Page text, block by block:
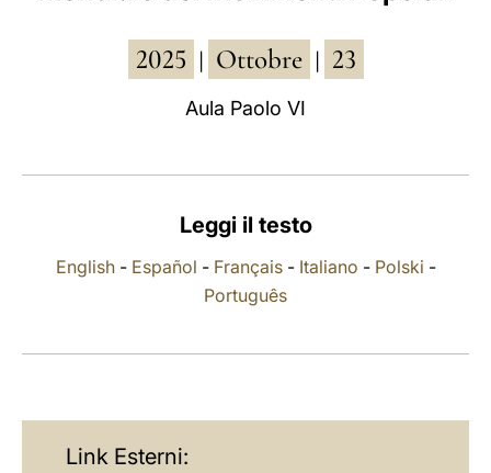
العربيّة 2025 Ottobre 23
Aula Paolo VI
Leggi il testo
English- Español - Français- Italiano - Polski -
Português
Link Esterni: